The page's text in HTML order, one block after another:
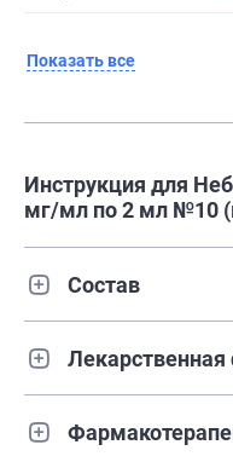
Показать все
Инструкция для
мг/мл по 2 мл №10
Состав